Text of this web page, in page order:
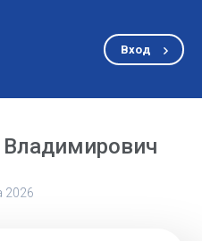
Вход
2026